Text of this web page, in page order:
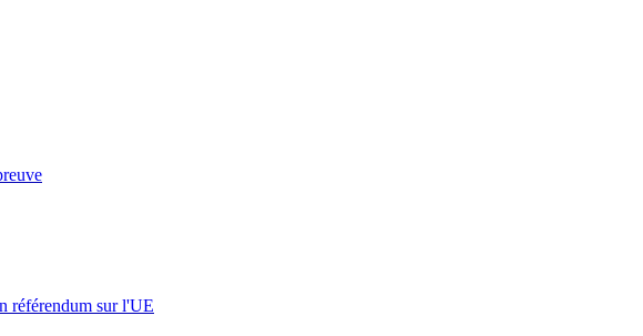
référendum sur l'UE